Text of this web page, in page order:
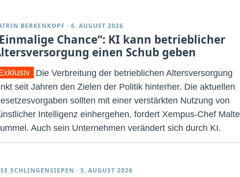
BERKENKOPF · 6. AUGUST 2026
Chance“: KI kann betrieblicher
einen Schub geben
Die Verbreitung der betrieblichen Altersversorgung
seit Jahren den Zielen der Politik hinterher. Die aktuellen
sollten mit einer verstärkten Nutzung von
Intelligenz einhergehen, fordert Xempus-Chef Malte
Auch sein Unternehmen verändert sich durch KI.
SCHLINGENSIEPEN · 5. AUGUST 2026